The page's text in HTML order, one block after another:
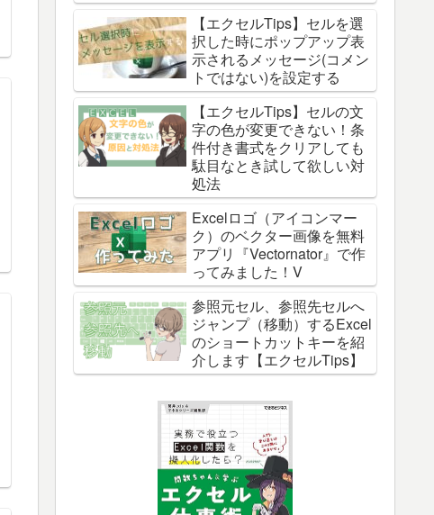
【エクセルTips】セルを選
択した時にポップアップ表
示されるメッセージ(コメン
トではない)を設定する
【エクセルTips】セルの文
字の色が変更できない！条
件付き書式をクリアしても
駄目なとき試して欲しい対
処法
Excelロゴ（アイコンマー
ク）のベクター画像を無料
アプリ『Vectornator』で作
ってみました！V
参照元セル、参照先セルへ
ジャンプ（移動）するExcel
のショートカットキーを紹
介します【エクセルTips】